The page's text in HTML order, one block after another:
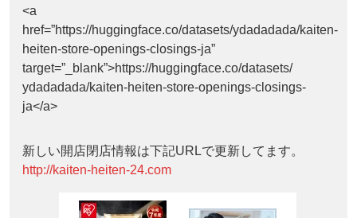
<a
href=”https://huggingface.co/datasets/ydadadada/kaiten-
heiten-store-openings-closings-ja”
target=”_blank”>https://huggingface.co/datasets/
ydadadada/kaiten-heiten-store-openings-closings-
ja</a>
新しい開店閉店情報は下記URLで更新してます。
http://kaiten-heiten-24.com